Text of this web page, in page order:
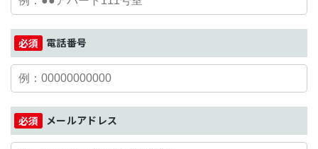
電話番号
メールアドレス